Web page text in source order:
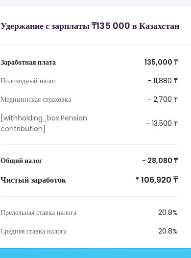
Удержание с зарплаты ₸135 000 в Казахстан
Заработная плата
135,000 ₸
Подоходный налог
- 11,880 ₸
Медицинская страховка
- 2,700 ₸
[withholding_box.Pension
contribution]
- 13,500 ₸
Общий налог - 28,080 ₸
Чистый заработок * 106,920 ₸
Предельная ставка налога
20.8%
Средняя ставка налога
20.8%